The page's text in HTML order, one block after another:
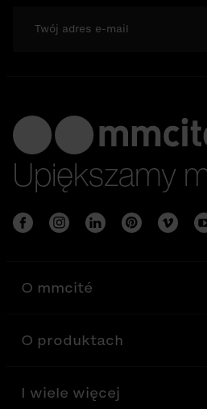
Upiększamy
O mmcité
O produktach
I wiele więcej